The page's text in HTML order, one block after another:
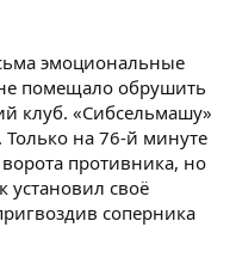
эмоциональные
помещало обрушить
клуб. «Сибсельмашу»
на 76-й минуте
противника, но
установил своё
соперника